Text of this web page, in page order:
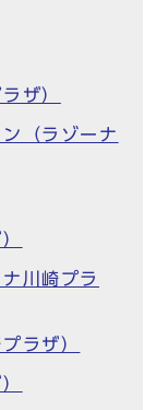
ザ）
（ラゾーナ
川崎プラ
ラザ）